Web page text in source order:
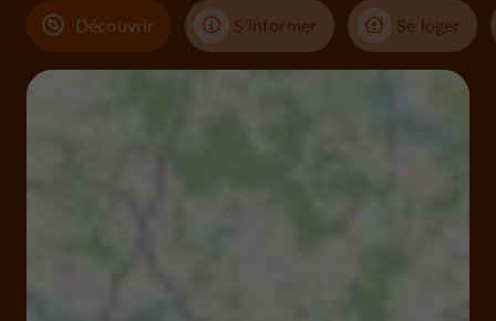
Découvrir S'informer Se loger